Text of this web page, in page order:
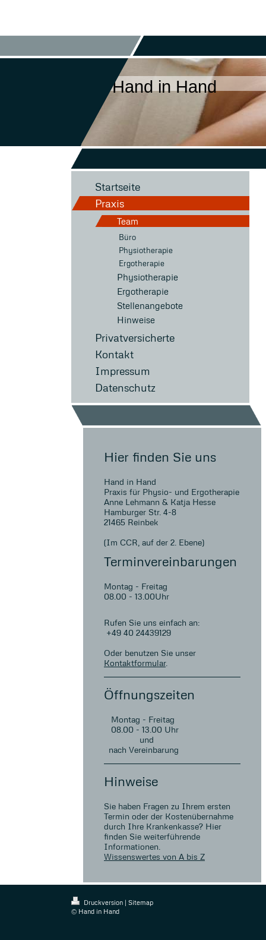
Hand in Hand
Startseite
Praxis
Team
Büro
Physiotherapie
Ergotherapie
Physiotherapie
Ergotherapie
Stellenangebote
Hinweise
Privatversicherte
Kontakt
Impressum
Datenschutz
Hier finden Sie uns
Hand in Hand
Praxis für Physio- und Ergotherapie
Anne Lehmann & Katja Hesse
Hamburger Str. 4-8
21465 Reinbek
(Im CCR, auf der 2. Ebene)
Terminvereinbarungen
Montag - Freitag
08.00 - 13.00Uhr
Rufen Sie uns einfach an:
+49 40 24439129
Oder benutzen Sie unser
Kontaktformular.
Öffnungszeiten
Montag - Freitag
08.00 - 13.00 Uhr
und
nach Vereinbarung
Hinweise
Sie haben Fragen zu Ihrem ersten
Termin oder der Kostenübernahme
durch Ihre Krankenkasse? Hier
finden Sie weiterführende
Informationen.
Wissenswertes von A bis Z
Druckversion | Sitemap
© Hand in Hand